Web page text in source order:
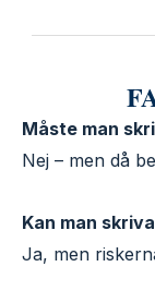
Måste man
Nej – men då
Kan man
Ja, men